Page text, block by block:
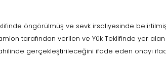
öngörülmüş ve sevk irsaliyesinde
tarafından verilen ve Yük Teklifinde yer
gerçekleştirileceğini ifade eden onayı